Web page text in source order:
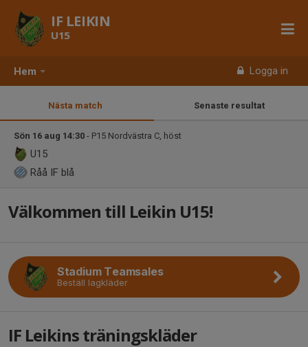
Hem Logga in
IF LEIKIN
U15
Nästa match Senaste resultat
Sön 16 aug 14:30 - P15 Nordvästra C, höst
U15
Råå IF blå
Välkommen till Leikin U15!
Stadium Teamsales
Beställ lagkläder
IF Leikins träningskläder